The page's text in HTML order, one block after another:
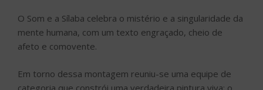
O Som e a Sílaba celebra o mistério e a singularidade da
mente humana, com um texto engraçado, cheio de
afeto e comovente.
Em torno dessa montagem reuniu-se uma equipe de
categoria que constrói uma verdadeira pintura viva: o